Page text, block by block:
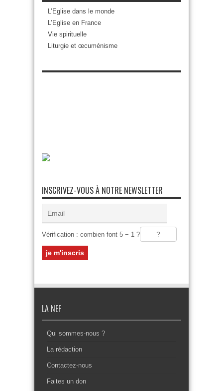
L’Eglise dans le monde
L’Eglise en France
Vie spirituelle
Liturgie et œcuménisme
INSCRIVEZ-VOUS À NOTRE NEWSLETTER
Vérification : combien font 5 − 1 ?
LA NEF
Qui sommes-nous ?
La rédaction
Contactez-nous
Faites un don